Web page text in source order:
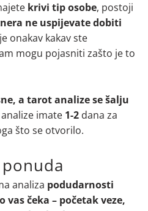
krivi tip osobe, postoji
ne uspijevate dobiti
onakav kakav ste
mogu pojasniti zašto je to
a tarot analize se šalju
imate 1-2 dana za
što se otvorilo.
analiza podudarnosti
vas čeka – početak veze,